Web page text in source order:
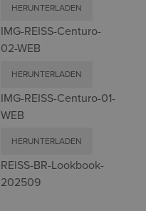
HERUNTERLADEN
IMG-REISS-Centuro-
02-WEB
HERUNTERLADEN
IMG-REISS-Centuro-01-
WEB
HERUNTERLADEN
REISS-BR-Lookbook-
202509